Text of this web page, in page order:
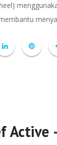
Active